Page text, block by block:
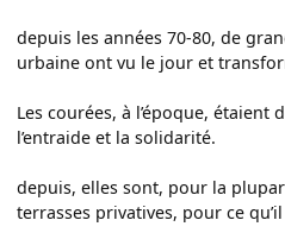
depuis les années 70-80, de
urbaine ont vu le jour et
Les courées, à l’époque, étaient
l’entraide et la solidarité.
depuis, elles sont, pour la
terrasses privatives, pour ce